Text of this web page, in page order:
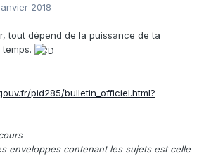
2018
tout dépend de la puissance de ta
pid285/bulletin_officiel.html?
enveloppes contenant les sujets est celle